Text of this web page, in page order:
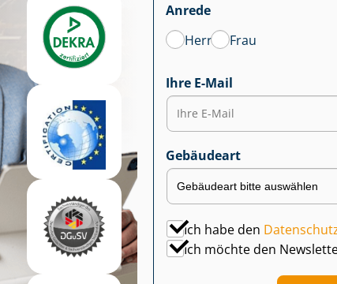
Anrede
Herr
Frau
Ihre E-Mail
Gebäudeart
Ich habe den
Ich möchte den